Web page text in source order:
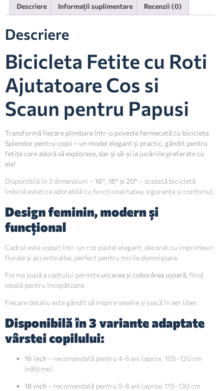
Descriere Informații suplimentare Recenzii (0)
Descriere
Bicicleta Fetite cu Roti
Ajutatoare Cos si
Scaun pentru Papusi
Transformă fiecare plimbare într-o poveste fermecată cu bicicleta
Splendor pentru copii – un model elegant și practic, gândit pentru
fetițe care adoră să exploreze, dar și să-și ia jucăriile preferate cu
ele!
Disponibilă în 3 dimensiuni – 16″, 18″ și 20″ – această bicicletă
îmbină estetica adorabilă cu funcționalitatea, siguranța și confortul.
Design feminin, modern și
funcțional
Cadrul este vopsit într-un roz pastel elegant, decorat cu imprimeuri
florale și accente albe, perfect pentru micile domnișoare.
Forma joasă a cadrului permite urcarea și coborârea ușoară, fiind
ideală pentru începătoare.
Fiecare detaliu este gândit să inspire veselie și joacă în aer liber.
Disponibilă în 3 variante adaptate
vârstei copilului:
16 inch – recomandată pentru 4-6 ani (aprox. 105–120 cm
înălțime)
18 inch – recomandată pentru 5-8 ani (aprox. 115–130 cm